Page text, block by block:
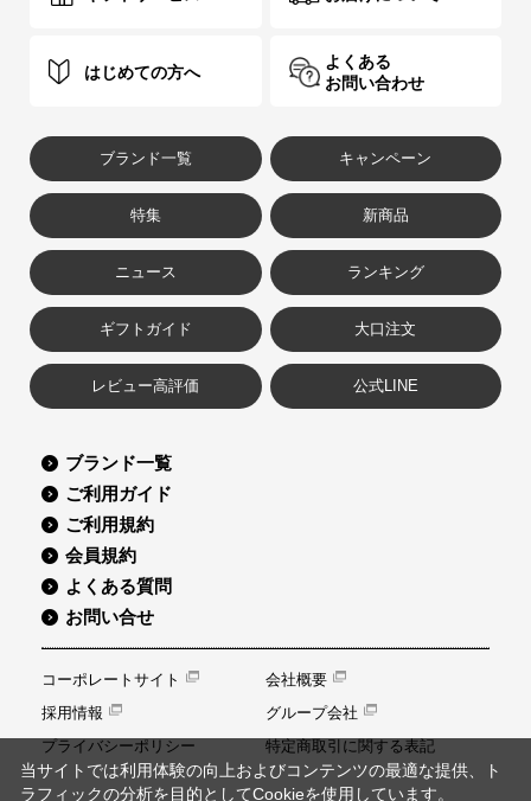
はじめての方へ
よくある
お問い合わせ
ブランド一覧 キャンペーン
特集 新商品
ニュース ランキング
ギフトガイド 大口注文
レビュー高評価 公式LINE
ブランド一覧
ご利用ガイド
ご利用規約
会員規約
よくある質問
お問い合せ
コーポレートサイト
会社概要
採用情報
グループ会社
プライバシーポリシー
特定商取引に関する表記
当サイトでは利用体験の向上およびコンテンツの最適な提供、ト
ラフィックの分析を目的としてCookieを使用しています。